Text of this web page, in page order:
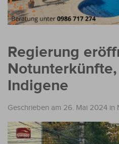
Regierung
Indigene
Geschrieben am 26. Mai 2024 in